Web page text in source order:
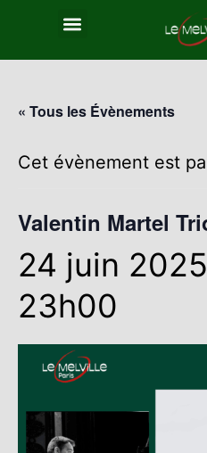
« Tous les Évènements
Cet évènement est
Valentin Martel
24 juin
23h00